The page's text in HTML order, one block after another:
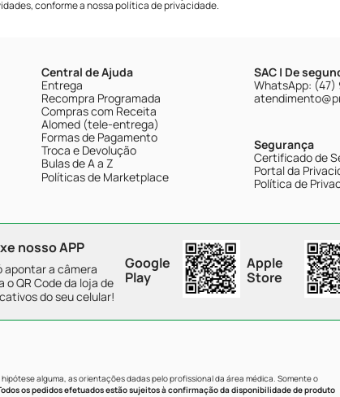
conforme a nossapolítica de privacidade.
Central de Ajuda
Entrega
Recompra Programada
Compras com Receita
Alomed (tele-entrega)
Formas de Pagamento
Troca e Devolução
Bulas de A a Z
Políticas de Marketplace
SAC | De
WhatsApp: (47)
Segurança
Certificado de
Portal da
Política de
nosso APP
apontar a câmera
o QR Code da loja de
do seu celular!
Google
Play
Apple
Store
alguma, as orientações dadas pelo profissional da área médica. Somente o
os pedidos efetuados estão sujeitos à confirmação da disponibilidade de produto